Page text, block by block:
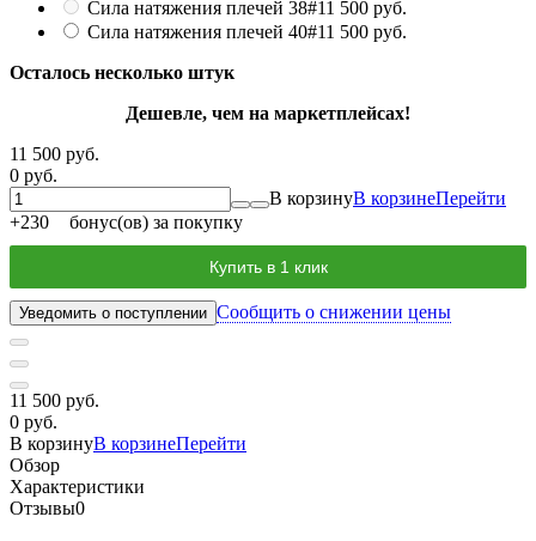
Сила натяжения плечей 38#11 500 руб.
Сила натяжения плечей 40#11 500 руб.
Осталось несколько штук
Дешевле, чем на маркетплейсах!
11 500 руб.
0 руб.
В корзинуВ корзинеПерейти
+230 бонус(ов) за покупку
Купить в 1 клик
Уведомить о поступлении Сообщить о снижении цены
11 500 руб.
0 руб.
В корзинуВ корзинеПерейти
Обзор
Характеристики
Отзывы0